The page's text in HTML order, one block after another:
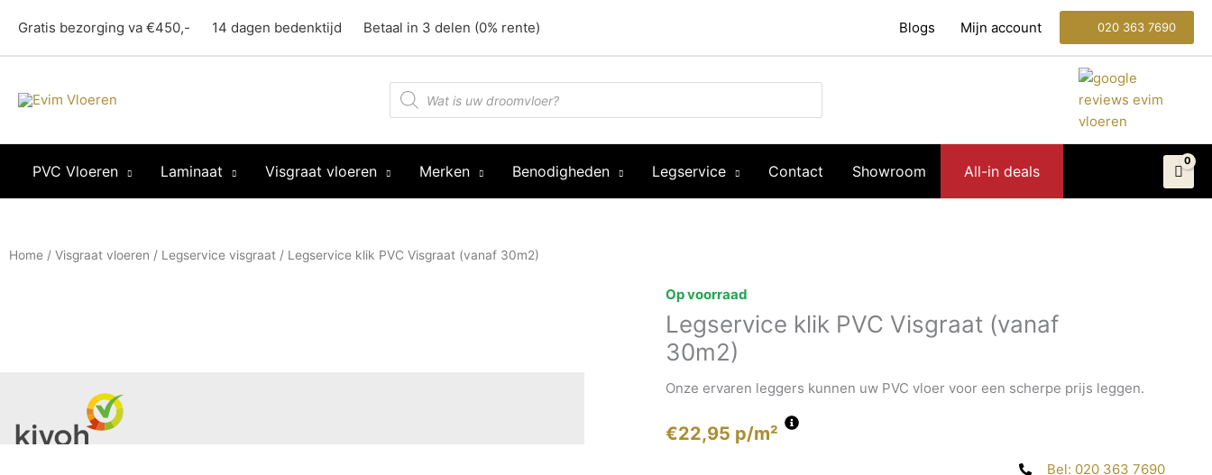
naar
de
Gratis bezorging va €450,- 14 dagen bedenktijd Betaal in 3 delen (0% rente) Blogs Mijn account 020 363 7690
Producten
zoeken
PVC Vloeren Laminaat Visgraat vloeren Merken Benodigheden Legservice Contact Showroom All-in deals
Home / Visgraat vloeren / Legservice visgraat / Legservice klik PVC Visgraat (vanaf 30m2)
Op voorraad
Legservice klik PVC Visgraat (vanaf
30m2)
Onze ervaren leggers kunnen uw PVC vloer voor een scherpe prijs leggen.
€22,95 p/m²
Bel: 020 363 7690